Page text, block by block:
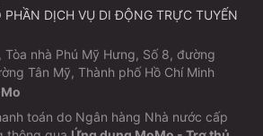
PHẦN DỊCH VỤ DI ĐỘNG TRỰC TUYẾN
Tòa nhà Phú Mỹ Hưng, Số 8, đường
Tân Mỹ, Thành phố Hồ Chí Minh
toán do Ngân hàng Nhà nước cấp